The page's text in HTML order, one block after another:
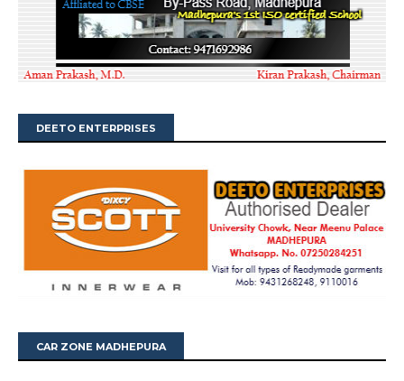
DEETO ENTERPRISES
CAR ZONE MADHEPURA